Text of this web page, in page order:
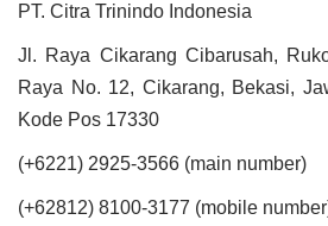
PT. Citra Trinindo Indonesia
Jl. Raya Cikarang Cibarusah,
Raya No. 12, Cikarang, Bekasi,
Kode Pos 17330
(+6221) 2925-3566 (main number)
(+62812) 8100-3177 (mobile